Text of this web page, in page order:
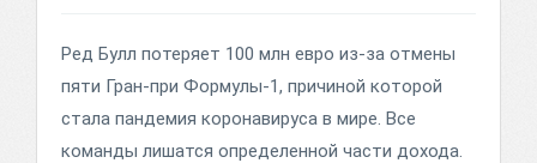
Ред Булл потеряет 100 млн евро из-за отмены
пяти Гран-при Формулы-1, причиной которой
стала пандемия коронавируса в мире. Все
команды лишатся определенной части дохода.